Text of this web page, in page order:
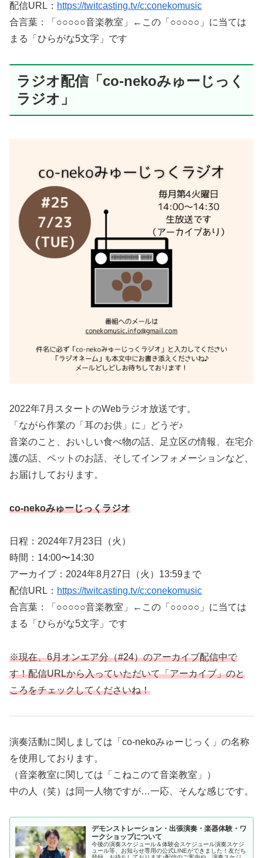
配信URL： https://twitcasting.tv/c:conekomusic
合言葉：「○○○○○音楽教室」←この「○○○○○」に当ては
まる「ひらがな5文字」です
ラジオ配信「co-nekoみゅーじっく
ラジオ」
2022年7月スタートのWebラジオ放送です。
「ながら作業の「耳のお供」に」どうぞ♪
音楽のこと、おいしい食べ物の話、足立区の情報、在宅介
護の話、ペットのお話、そしてインフォメーションなど、
お届けしております。
co-nekoみゅーじっくラジオ
日程：2024年7月23日（火）
時間：14:00〜14:30
アーカイブ：2024年8月27日（火）13:59まで
配信URL： https://twitcasting.tv/c:conekomusic
合言葉：「○○○○○音楽教室」←この「○○○○○」に当ては
まる「ひらがな5文字」です
※現在、6月オンエア分（#24）のアーカイブ配信中で
す！配信URLから入っていただいて「アーカイブ」のと
ころをチェックしてくださいね！
演奏活動に関しましては「co-nekoみゅーじっく」の名称
を使用しております。
（音楽教室に関しては「こねこのて音楽教室」）
中の人（笑）は同一人物ですが…一応、そんな感じです。
デモンストレーション・出張演奏・楽器体験・ワ
ークショップについて
今後の演奏スケジュール＆体験会スケジュール演奏スケジ
ュール等、お知らせ専用の公式LINEができました！友だち